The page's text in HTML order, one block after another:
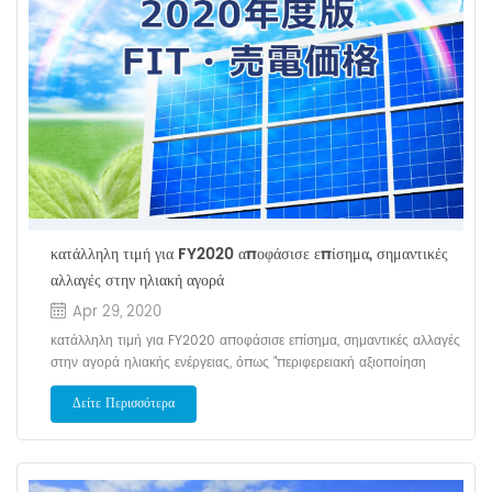
cm 2. Η εταιρεία συνιστά την ανάπτυξη προϊόντων
χρησιμοποιώντας τη δική της P5 τεχνολογία, και τον Απρίλιο του
2019, είχε απόδοση μετατροπής 22,28%, το οποίο ήταν το
παγκόσμιο ρεκόρ εκείνη την εποχή, και τον Σεπτέμβριο του ίδιου
έτους, πέτυχε 22,80%, συνεχίστε να ενημερώνετε τα αρχεία
κατάλληλη τιμή για FY2020 αποφάσισε επίσημα, σημαντικές
αλλαγές στην ηλιακή αγορά
Apr 29, 2020
κατάλληλη τιμή για FY2020 αποφάσισε επίσημα, σημαντικές αλλαγές
στην αγορά ηλιακής ενέργειας, όπως "περιφερειακή αξιοποίηση
απαιτήσεις" Το υπουργείο Οικονομίας, εμπορίου και βιομηχανίας
ανακοίνωσε την τιμή αγοράς και την τιμή μονάδας εισφοράς του
συστήματος αγοράς σταθερής τιμής ανανεώσιμης ενέργειας (FIT) σε
Δείτε Περισσότερα